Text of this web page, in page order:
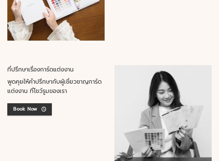
ที่ปรึกษาเรื่องการ์ดแต่งงาน
พูดคุยให้คำปรึกษากับผู้เชี่ยวชาญการ์ด
แต่งงาน ที่โชว์รูมของเรา
Book Now